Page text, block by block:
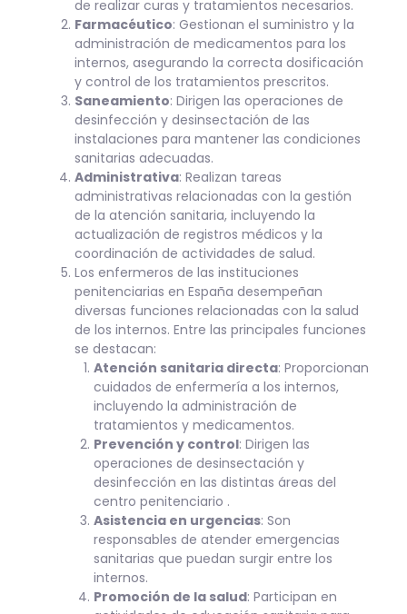
de realizar curas y tratamientos necesarios.
Farmacéutico: Gestionan el suministro y la
administración de medicamentos para los
internos, asegurando la correcta dosificación
y control de los tratamientos prescritos.
Saneamiento: Dirigen las operaciones de
desinfección y desinsectación de las
instalaciones para mantener las condiciones
sanitarias adecuadas.
Administrativa: Realizan tareas
administrativas relacionadas con la gestión
de la atención sanitaria, incluyendo la
actualización de registros médicos y la
coordinación de actividades de salud.
Los enfermeros de las instituciones
penitenciarias en España desempeñan
diversas funciones relacionadas con la salud
de los internos. Entre las principales funciones
se destacan:
Atención sanitaria directa: Proporcionan
cuidados de enfermería a los internos,
incluyendo la administración de
tratamientos y medicamentos.
Prevención y control: Dirigen las
operaciones de desinsectación y
desinfección en las distintas áreas del
centro penitenciario .
Asistencia en urgencias: Son
responsables de atender emergencias
sanitarias que puedan surgir entre los
internos.
Promoción de la salud: Participan en